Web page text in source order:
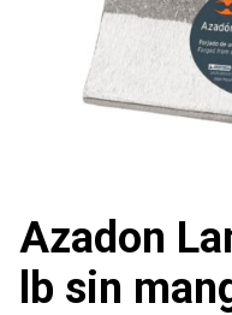
Azadon
lb sin